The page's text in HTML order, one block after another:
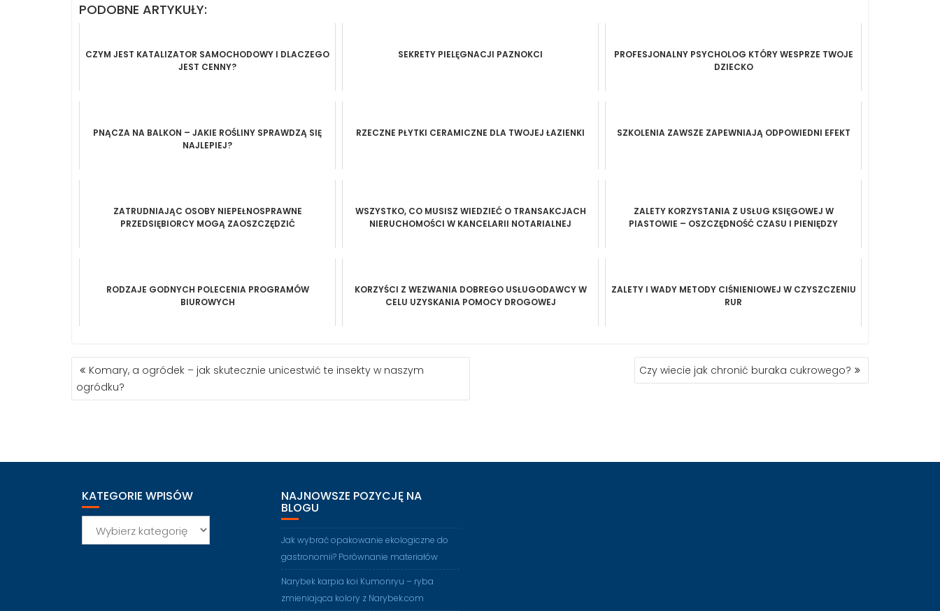
PODOBNE ARTYKUŁY:
CZYM JEST KATALIZATOR SAMOCHODOWY I DLACZEGO
JEST CENNY?
SEKRETY PIELĘGNACJI PAZNOKCI
PROFESJONALNY PSYCHOLOG KTÓRY WESPRZE TWOJE
DZIECKO
PNĄCZA NA BALKON – JAKIE ROŚLINY SPRAWDZĄ SIĘ
NAJLEPIEJ?
RZECZNE PŁYTKI CERAMICZNE DLA TWOJEJ ŁAZIENKI SZKOLENIA ZAWSZE ZAPEWNIAJĄ ODPOWIEDNI EFEKT
ZATRUDNIAJĄC OSOBY NIEPEŁNOSPRAWNE
PRZEDSIĘBIORCY MOGĄ ZAOSZCZĘDZIĆ
WSZYSTKO, CO MUSISZ WIEDZIEĆ O TRANSAKCJACH
NIERUCHOMOŚCI W KANCELARII NOTARIALNEJ
ZALETY KORZYSTANIA Z USŁUG KSIĘGOWEJ W
PIASTOWIE – OSZCZĘDNOŚĆ CZASU I PIENIĘDZY
RODZAJE GODNYCH POLECENIA PROGRAMÓW
BIUROWYCH
KORZYŚCI Z WEZWANIA DOBREGO USŁUGODAWCY W
CELU UZYSKANIA POMOCY DROGOWEJ
ZALETY I WADY METODY CIŚNIENIOWEJ W CZYSZCZENIU
RUR
NAWIGACJA
WPISU
Komary, a ogródek – jak skutecznie unicestwić te insekty w naszym
ogródku?
Czy wiecie jak chronić buraka cukrowego?
KATEGORIE WPISÓW
wpisów
NAJNOWSZE POZYCJĘ NA
BLOGU
Jak wybrać opakowanie ekologiczne do
gastronomii? Porównanie materiałów
Narybek karpia koi Kumonryu – ryba
zmieniająca kolory z Narybek.com